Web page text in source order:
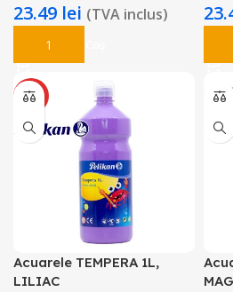
23.49 lei (TVA inclus)
Adaugă În Coș
HOT
Acuarele TEMPERA 1L,
LILIAC